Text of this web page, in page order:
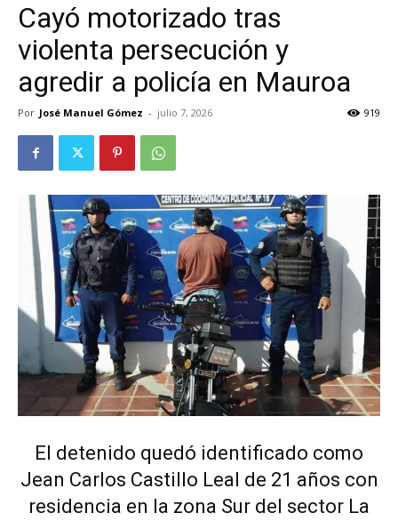
Cayó motorizado tras
violenta persecución y
agredir a policía en Mauroa
Por José Manuel Gómez - julio 7, 2026 919
El detenido quedó identificado como
Jean Carlos Castillo Leal de 21 años con
residencia en la zona Sur del sector La